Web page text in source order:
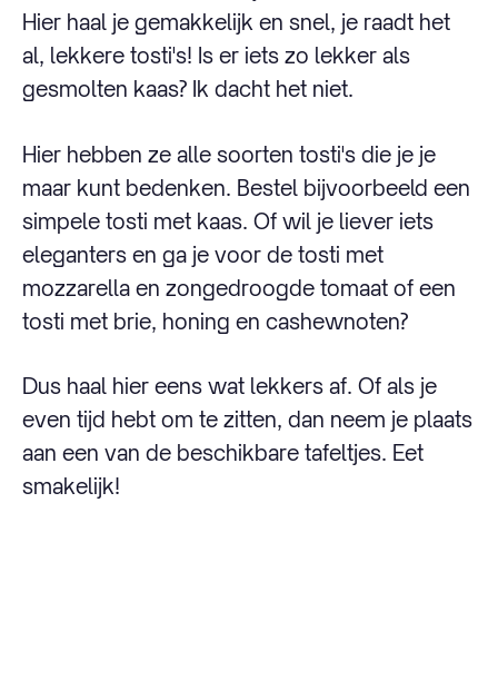
Hier haal je gemakkelijk en snel, je raadt het
al, lekkere tosti's! Is er iets zo lekker als
gesmolten kaas? Ik dacht het niet.
Hier hebben ze alle soorten tosti's die je je
maar kunt bedenken. Bestel bijvoorbeeld een
simpele tosti met kaas. Of wil je liever iets
eleganters en ga je voor de tosti met
mozzarella en zongedroogde tomaat of een
tosti met brie, honing en cashewnoten?
Dus haal hier eens wat lekkers af. Of als je
even tijd hebt om te zitten, dan neem je plaats
aan een van de beschikbare tafeltjes. Eet
smakelijk!